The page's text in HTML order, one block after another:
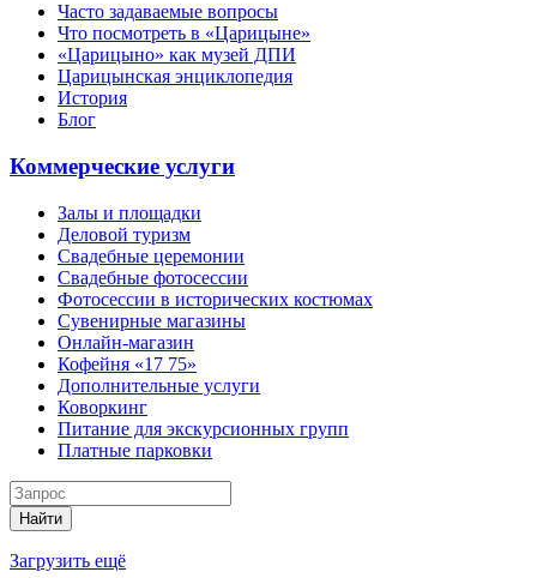
Часто задаваемые вопросы
Что посмотреть в «Царицыне»
«Царицыно» как музей ДПИ
Царицынская энциклопедия
История
Блог
Коммерческие услуги
Залы и площадки
Деловой туризм
Свадебные церемонии
Свадебные фотосессии
Фотосессии в исторических костюмах
Сувенирные магазины
Онлайн-магазин
Кофейня «17 75»
Дополнительные услуги
Коворкинг
Питание для экскурсионных групп
Платные парковки
Найти
Загрузить ещё